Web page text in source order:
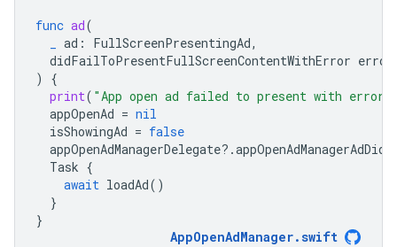
func ad(
ad : FullScreenPresentingAd,
didFailToPresentFullScreenContentWithError error
)
{
print( "App open ad failed to present with
appOpenAd = nil
isShowingAd = false
appOpenAdManagerDelegate?.
Task {
await loadAd()
}
}
AppOpenAdManager.swift